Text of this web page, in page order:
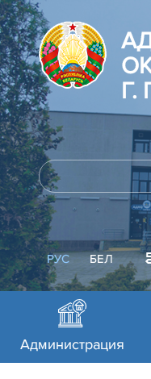
Г.
РУС БЕЛ
Администрация